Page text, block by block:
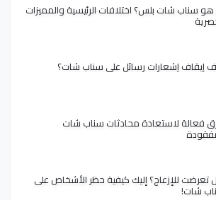
سناب شات بلس؟ اختلافات الرئيسية والمميزات
إيقاف إشعارات رسائل على سناب شات؟
فعالة لاستعادة محادثات سناب شات
تعرضت للإزعاج؟ إليك كيفية حظر الأشخاص على
شات!